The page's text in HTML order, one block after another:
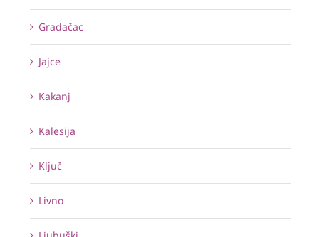
Gradačac
Jajce
Kakanj
Kalesija
Ključ
Livno